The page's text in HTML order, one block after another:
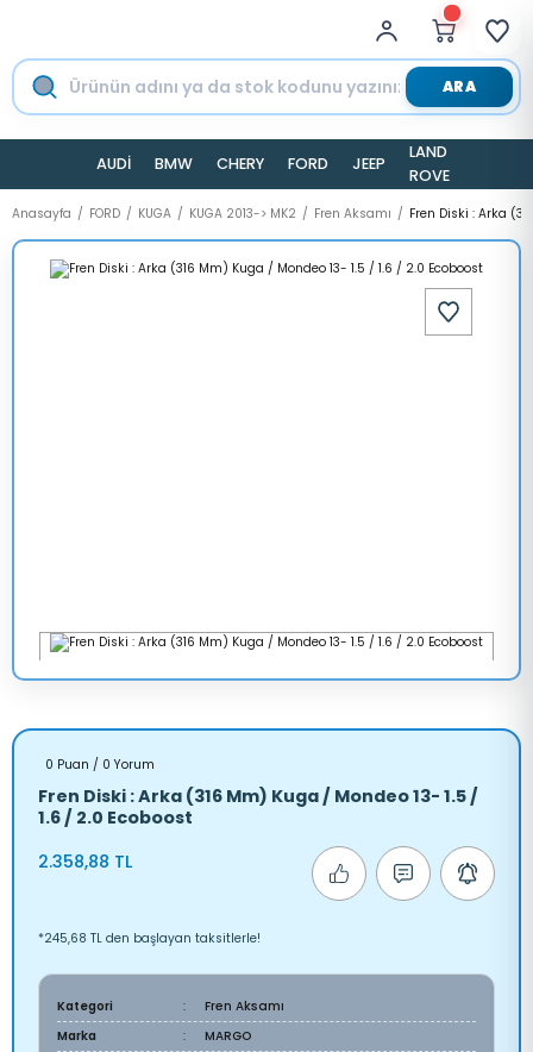
ARA
AUDİ BMW CHERY FORD JEEP
LAND
ROVER
Anasayfa FORD KUGA KUGA 2013-> MK2 Fren Aksamı Fren Diski : Arka
0 Puan / 0 Yorum
Fren Diski : Arka (316 Mm) Kuga / Mondeo 13- 1.5 /
1.6 / 2.0 Ecoboost
2.358,88 TL
*245,68 TL den başlayan taksitlerle!
Kategori
Fren Aksamı
Marka
MARGO